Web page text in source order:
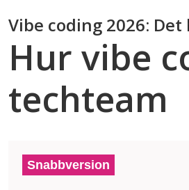
Vibe coding 2026:
Hur vibe
techteam
Snabbversion